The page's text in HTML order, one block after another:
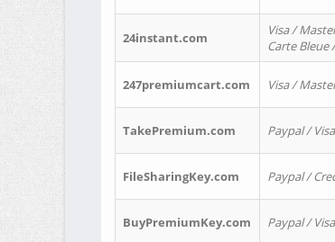
24instant.com
Visa /
Carte Bleue
247premiumcart.com Visa /
TakePremium.com Paypal /
FileSharingKey.com Paypal /
BuyPremiumKey.com Paypal /